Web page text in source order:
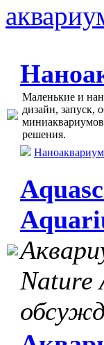
Маленькие и
дизайн, запуск,
решения.
Nature